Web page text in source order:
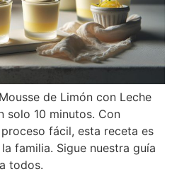
de Limón con Leche
solo 10 minutos. Con
fácil, esta receta es
familia. Sigue nuestra guía
todos.